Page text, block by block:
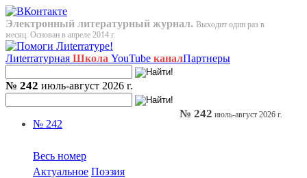
Электронный литературный журнал. Выходит один раз в
месяц. Основан в апреле 2014 г.
Лиterraтурная Школа YouTube каналПартнеры
№ 242 июль-август 2026 г.
№ 242
Весь номер
Актуальное Поэзия
№ 242 июль-август 2026 г.